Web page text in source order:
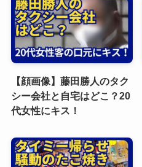
【顔画像】藤田勝人のタク
シー会社と自宅はどこ？20
代女性にキス！